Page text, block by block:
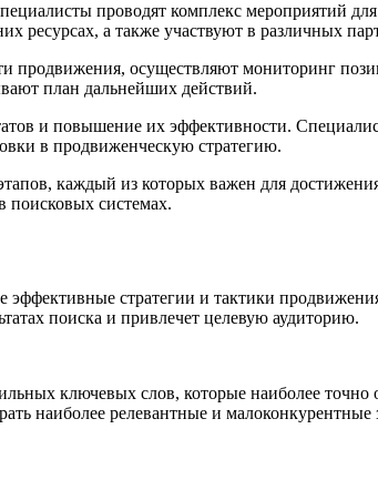
проводят комплекс мероприятий
ресурсах, а также участвуют в различных
продвижения, осуществляют мониторинг
план дальнейших действий.
и повышение их эффективности.
в продвиженческую стратегию.
каждый из которых важен для
поисковых системах.
стратегии и тактики
поиска и привлечет целевую аудиторию.
ключевых слов, которые наиболее
наиболее релевантные и малоконкурентные